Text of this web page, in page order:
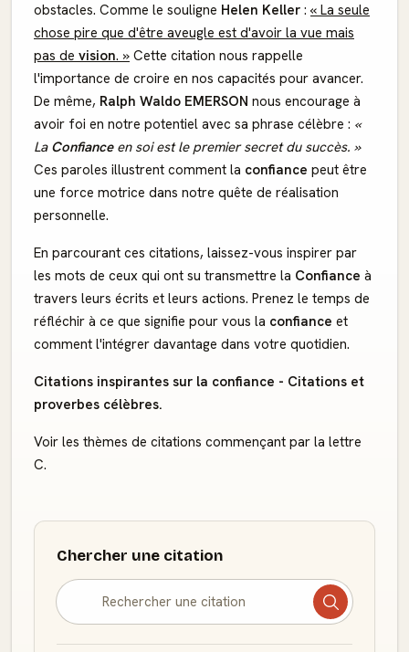
obstacles. Comme le souligne Helen Keller : « La seule
chose pire que d'être aveugle est d'avoir la vue mais
pas de vision. » Cette citation nous rappelle
l'importance de croire en nos capacités pour avancer.
De même, Ralph Waldo EMERSON nous encourage à
avoir foi en notre potentiel avec sa phrase célèbre : «
La Confianceen soi est le premier secret du succès. »
Ces paroles illustrent comment la confiance peut être
une force motrice dans notre quête de réalisation
personnelle.
En parcourant ces citations, laissez-vous inspirer par
les mots de ceux qui ont su transmettre la Confiance à
travers leurs écrits et leurs actions. Prenez le temps de
réfléchir à ce que signifie pour vous la confiance et
comment l'intégrer davantage dans votre quotidien.
Citations inspirantes sur la confiance - Citations et
proverbes célèbres.
Voir les thèmes de citations commençant par la lettre
C.
Chercher une citation